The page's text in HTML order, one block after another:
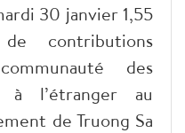
30 janvier 1,55
contributions
des
à l’étranger au
de Truong Sa